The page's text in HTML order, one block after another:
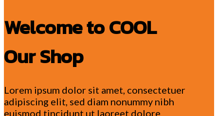
Welcome to COOL
Our Shop
Lorem ipsum dolor sit amet, consectetuer
adipiscing elit, sed diam nonummy nibh
euismod tincidunt ut laoreet dolore